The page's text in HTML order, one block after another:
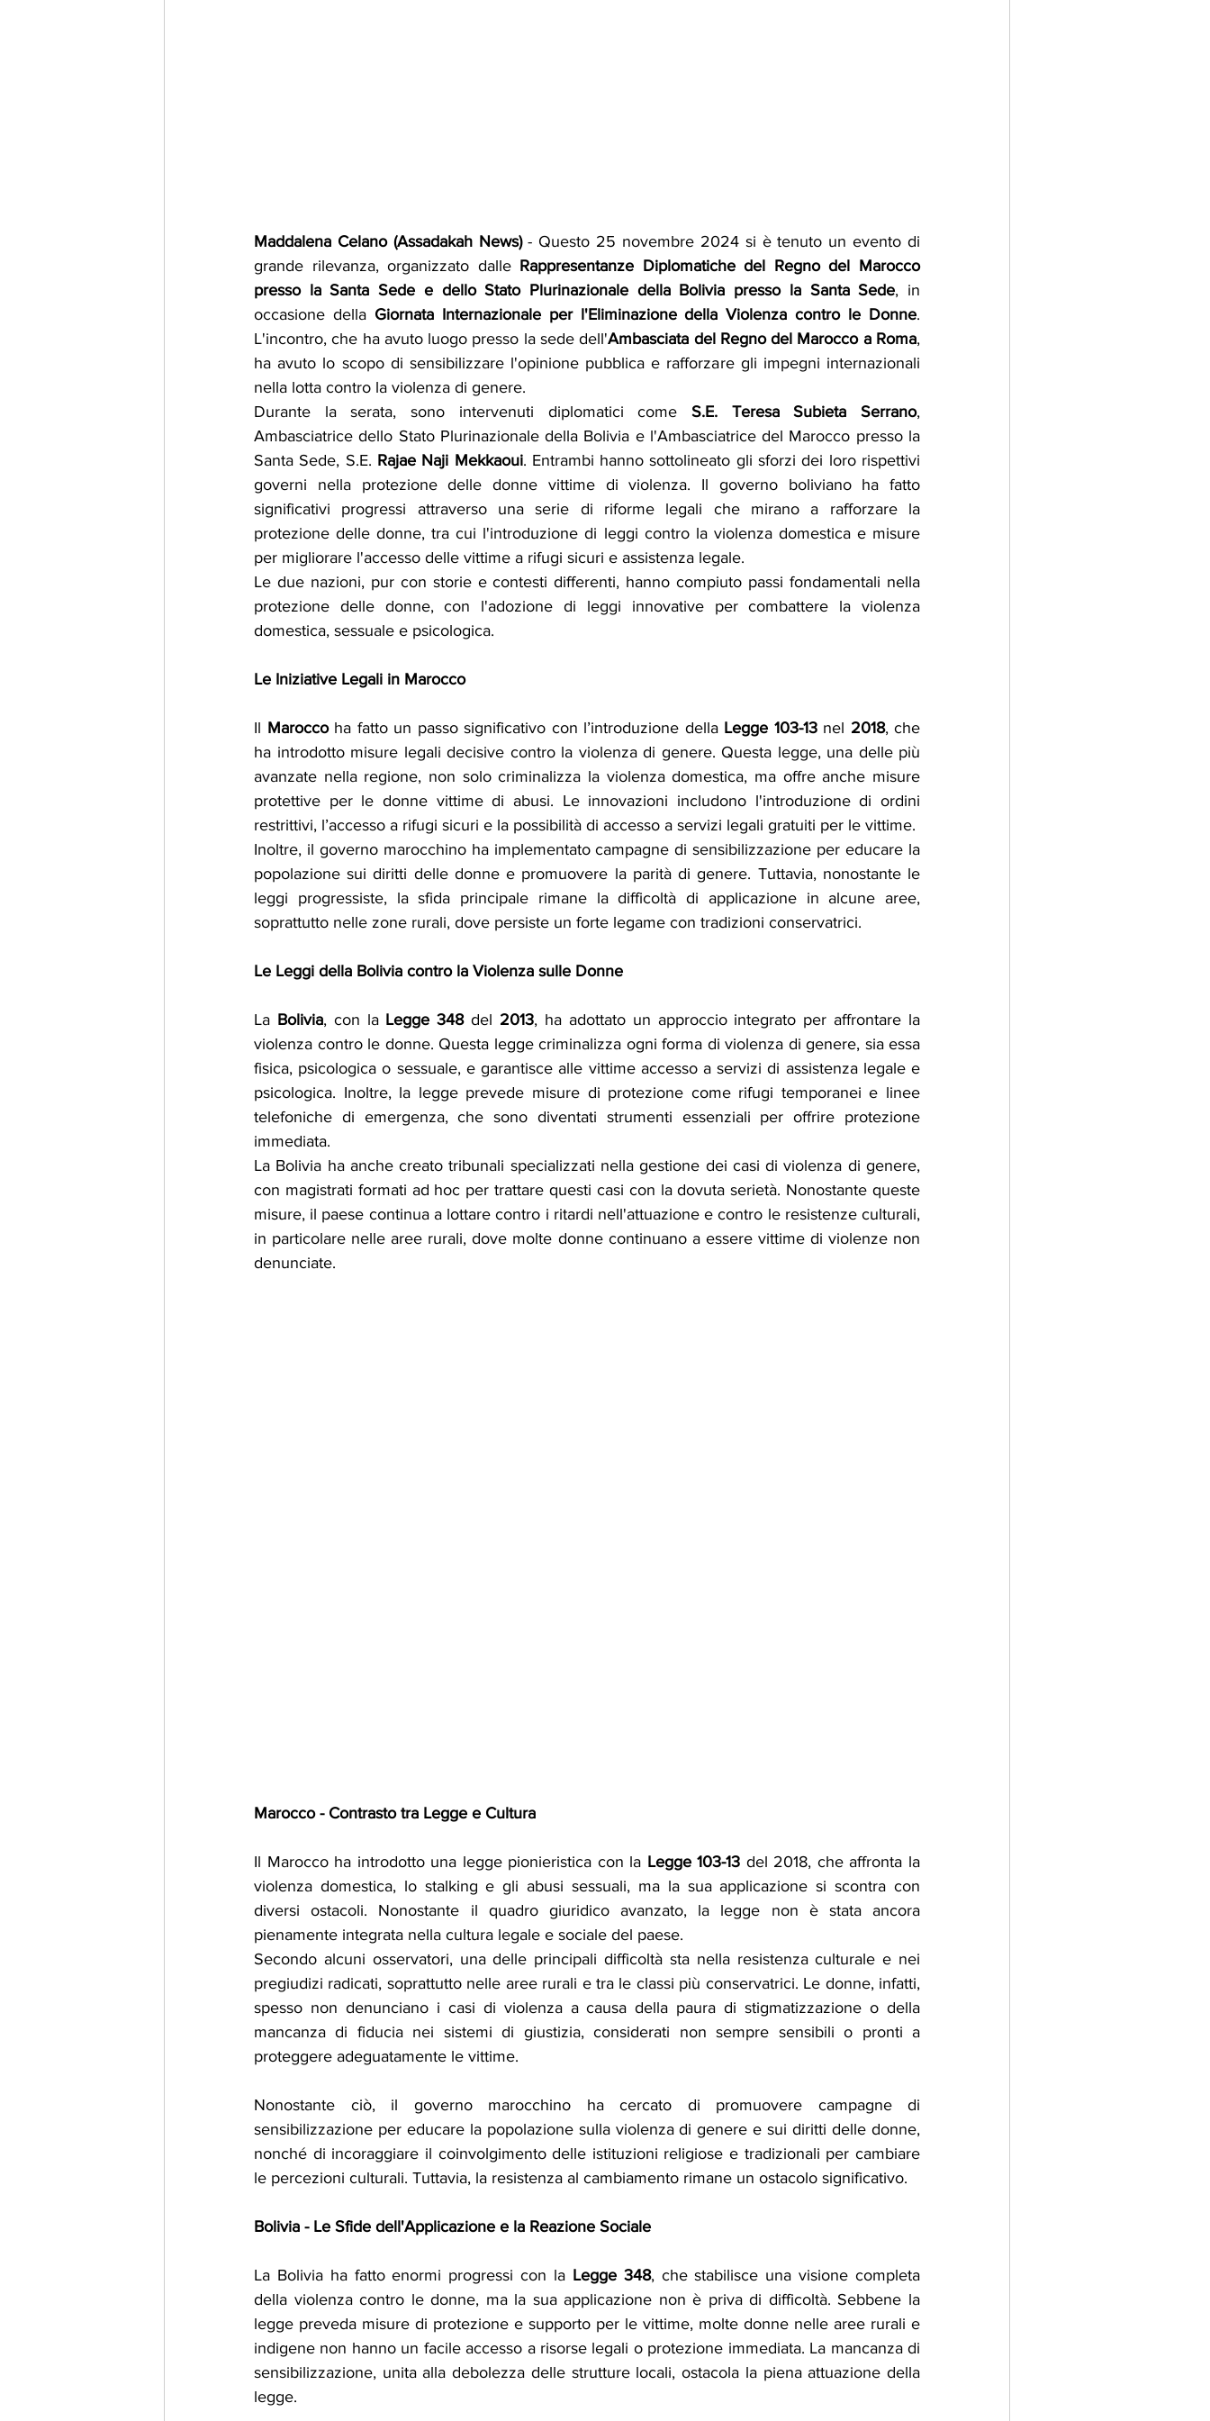
Maddalena Celano (Assadakah News) - Questo 25 novembre 2024 si è tenuto un evento di
grande rilevanza, organizzato dalle Rappresentanze Diplomatiche del Regno del Marocco
presso la Santa Sede e dello Stato Plurinazionale della Bolivia presso la Santa Sede, in
occasione della Giornata Internazionale per l'Eliminazione della Violenza contro le Donne.
L'incontro, che ha avuto luogo presso la sede dell'Ambasciata del Regno del Marocco a Roma,
ha avuto lo scopo di sensibilizzare l'opinione pubblica e rafforzare gli impegni internazionali
nella lotta contro la violenza di genere.
Durante la serata, sono intervenuti diplomatici come S.E. Teresa Subieta Serrano,
Ambasciatrice dello Stato Plurinazionale della Bolivia e l'Ambasciatrice del Marocco presso la
Santa Sede, S.E. Rajae Naji Mekkaoui. Entrambi hanno sottolineato gli sforzi dei loro rispettivi
governi nella protezione delle donne vittime di violenza. Il governo boliviano ha fatto
significativi progressi attraverso una serie di riforme legali che mirano a rafforzare la
protezione delle donne, tra cui l'introduzione di leggi contro la violenza domestica e misure
per migliorare l'accesso delle vittime a rifugi sicuri e assistenza legale.
Le due nazioni, pur con storie e contesti differenti, hanno compiuto passi fondamentali nella
protezione delle donne, con l'adozione di leggi innovative per combattere la violenza
domestica, sessuale e psicologica.
Le Iniziative Legali in Marocco
Il Marocco ha fatto un passo significativo con l’introduzione della Legge 103-13 nel 2018, che
ha introdotto misure legali decisive contro la violenza di genere. Questa legge, una delle più
avanzate nella regione, non solo criminalizza la violenza domestica, ma offre anche misure
protettive per le donne vittime di abusi. Le innovazioni includono l'introduzione di ordini
restrittivi, l’accesso a rifugi sicuri e la possibilità di accesso a servizi legali gratuiti per le vittime.
Inoltre, il governo marocchino ha implementato campagne di sensibilizzazione per educare la
popolazione sui diritti delle donne e promuovere la parità di genere. Tuttavia, nonostante le
leggi progressiste, la sfida principale rimane la difficoltà di applicazione in alcune aree,
soprattutto nelle zone rurali, dove persiste un forte legame con tradizioni conservatrici.
Le Leggi della Bolivia contro la Violenza sulle Donne
La Bolivia, con la Legge 348 del 2013, ha adottato un approccio integrato per affrontare la
violenza contro le donne. Questa legge criminalizza ogni forma di violenza di genere, sia essa
fisica, psicologica o sessuale, e garantisce alle vittime accesso a servizi di assistenza legale e
psicologica. Inoltre, la legge prevede misure di protezione come rifugi temporanei e linee
telefoniche di emergenza, che sono diventati strumenti essenziali per offrire protezione
immediata.
La Bolivia ha anche creato tribunali specializzati nella gestione dei casi di violenza di genere,
con magistrati formati ad hoc per trattare questi casi con la dovuta serietà. Nonostante queste
misure, il paese continua a lottare contro i ritardi nell'attuazione e contro le resistenze culturali,
in particolare nelle aree rurali, dove molte donne continuano a essere vittime di violenze non
denunciate.
Marocco - Contrasto tra Legge e Cultura
Il Marocco ha introdotto una legge pionieristica con la Legge 103-13 del 2018, che affronta la
violenza domestica, lo stalking e gli abusi sessuali, ma la sua applicazione si scontra con
diversi ostacoli. Nonostante il quadro giuridico avanzato, la legge non è stata ancora
pienamente integrata nella cultura legale e sociale del paese.
Secondo alcuni osservatori, una delle principali difficoltà sta nella resistenza culturale e nei
pregiudizi radicati, soprattutto nelle aree rurali e tra le classi più conservatrici. Le donne, infatti,
spesso non denunciano i casi di violenza a causa della paura di stigmatizzazione o della
mancanza di fiducia nei sistemi di giustizia, considerati non sempre sensibili o pronti a
proteggere adeguatamente le vittime.
Nonostante ciò, il governo marocchino ha cercato di promuovere campagne di
sensibilizzazione per educare la popolazione sulla violenza di genere e sui diritti delle donne,
nonché di incoraggiare il coinvolgimento delle istituzioni religiose e tradizionali per cambiare
le percezioni culturali. Tuttavia, la resistenza al cambiamento rimane un ostacolo significativo.
Bolivia - Le Sfide dell'Applicazione e la Reazione Sociale
La Bolivia ha fatto enormi progressi con la Legge 348, che stabilisce una visione completa
della violenza contro le donne, ma la sua applicazione non è priva di difficoltà. Sebbene la
legge preveda misure di protezione e supporto per le vittime, molte donne nelle aree rurali e
indigene non hanno un facile accesso a risorse legali o protezione immediata. La mancanza di
sensibilizzazione, unita alla debolezza delle strutture locali, ostacola la piena attuazione della
legge.